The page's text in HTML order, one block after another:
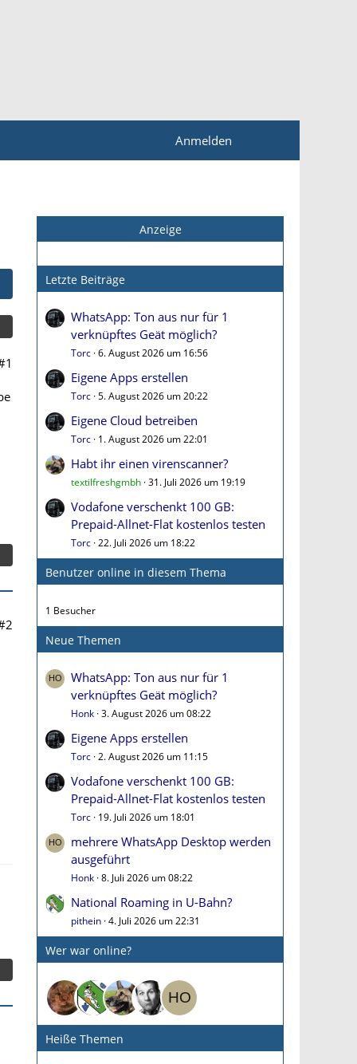
Anmelden
Anzeige
Letzte Beiträge
WhatsApp: Ton aus nur für 1
verknüpftes Geät möglich?
Torc 6. August 2026 um 16:56
Eigene Apps erstellen
Torc 5. August 2026 um 20:22
Eigene Cloud betreiben
Torc 1. August 2026 um 22:01
Habt ihr einen virenscanner?
textilfreshgmbh 31. Juli 2026 um 19:19
Vodafone verschenkt 100 GB:
Prepaid-Allnet-Flat kostenlos testen
Torc 22. Juli 2026 um 18:22
Benutzer online in diesem Thema
1 Besucher
Neue Themen
WhatsApp: Ton aus nur für 1
verknüpftes Geät möglich?
Honk 3. August 2026 um 08:22
Eigene Apps erstellen
Torc 2. August 2026 um 11:15
Vodafone verschenkt 100 GB:
Prepaid-Allnet-Flat kostenlos testen
Torc 19. Juli 2026 um 18:01
mehrere WhatsApp Desktop werden
ausgeführt
Honk 8. Juli 2026 um 08:22
National Roaming in U-Bahn?
pithein 4. Juli 2026 um 22:31
Wer war online?
Heiße Themen